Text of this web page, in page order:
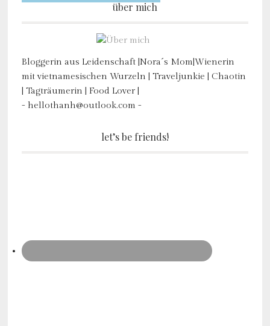
über mich
Bloggerin aus Leidenschaft |Nora´s Mom|Wienerin
mit vietnamesischen Wurzeln | Traveljunkie | Chaotin
| Tagträumerin | Food Lover |
- hellothanh@outlook.com -
let’s be friends!